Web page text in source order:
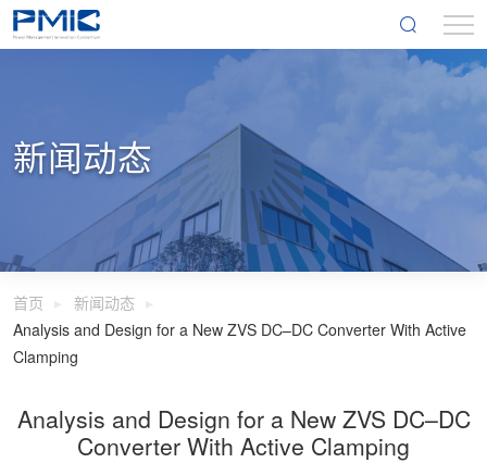
新闻动态
首页
新闻动态
Analysis and Design for a New ZVS DC–DC Converter With Active
Clamping
Analysis and Design for a New ZVS DC–DC
Converter With Active Clamping